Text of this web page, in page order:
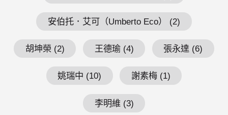
安伯托．艾可（Umberto Eco） (2)
胡坤榮 (2) 王德瑜 (4) 張永達 (6)
姚瑞中 (10) 謝素梅 (1)
李明維 (3)